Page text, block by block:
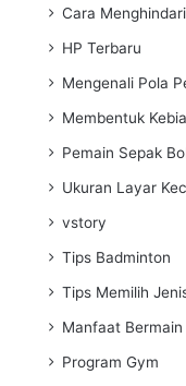
Cara
HP Terbaru
Mengenali Pola
Membentuk
Pemain Sepak
Ukuran Layar
vstory
Tips Badminton
Tips Memilih
Manfaat
Program Gym